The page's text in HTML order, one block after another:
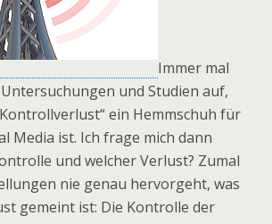
Immer mal
und Studien auf,
ein Hemmschuh für
Media ist. Ich frage mich dann
und welcher Verlust? Zumal
nie genau hervorgeht, was
gemeint ist: Die Kontrolle der